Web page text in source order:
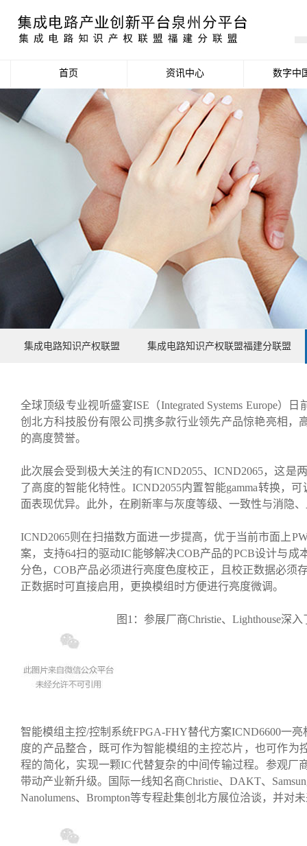
首页 资讯中心
产业资讯
政策信息
活动公告
项目申报信息
数字中
集成电路知识产权联盟 集成电路知识产权联盟福建分联盟
全球顶级专业视听盛宴ISE（Integrated Systems Europe
创北方科技股份有限公司携多款行业领先产品惊艳亮相，
的高度赞誉。
此次展会受到极大关注的有ICND2055、ICND2065，这是
了高度的智能化特性。ICND2055内置智能gamma转换，
面表现优异。此外，在刷新率与灰度等级、一致性与消隐
ICND2065则在扫描数方面进一步提高，优于当前市面上
案，支持64扫的驱动IC能够解决COB产品的PCB设计与
分色，COB产品必须进行亮度色度校正，且校正数据必须
正数据时可直接启用，更换模组时方便进行亮度微调。
图1：参展厂商Christie、Lighthouse深
智能模组主控/控制系统FPGA-FHY替代方案ICND6600一
度的产品整合，既可作为智能模组的主控芯片，也可作为
程的简化，实现一颗IC代替复杂的中间传输过程。参观厂
带动产业新升级。国际一线知名商Christie、DAKT、
Nanolumens、Brompton等专程赴集创北方展位洽谈，并对